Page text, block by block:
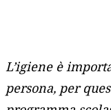
L’igiene è
persona, per